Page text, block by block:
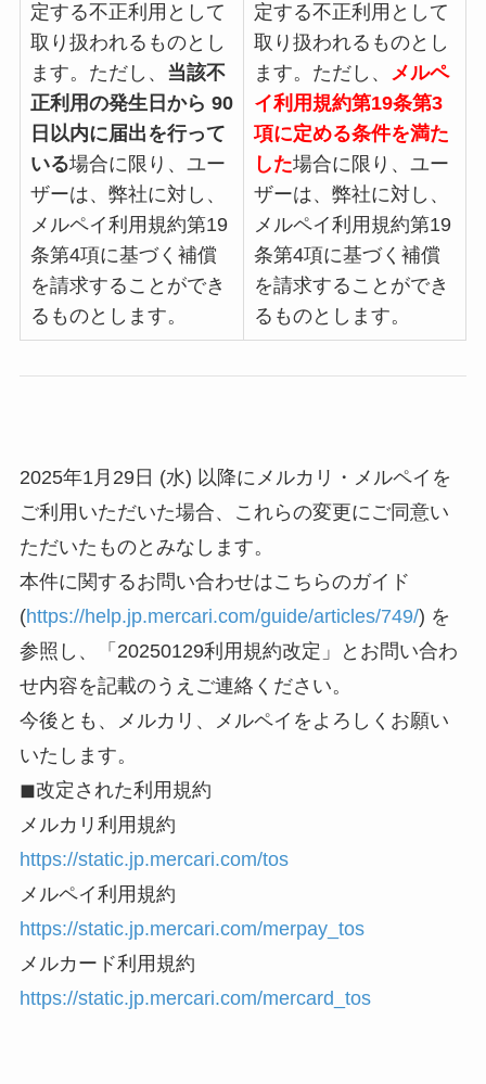
定する不正利用として
取り扱われるものとし
ます。ただし、 当該不
正利用の発生日から 90
日以内に届出を行って
いる場合に限り、ユー
ザーは、弊社に対し、
メルペイ利用規約第19
条第4項に基づく補償
を請求することができ
るものとします。
定する不正利用として
取り扱われるものとし
ます。ただし、 メルペ
イ利用規約第19条第3
項に定める条件を満た
した場合に限り、ユー
ザーは、弊社に対し、
メルペイ利用規約第19
条第4項に基づく補償
を請求することができ
るものとします。
2025年1月29日 (水) 以降にメルカリ・メルペイを
ご利用いただいた場合、これらの変更にご同意い
ただいたものとみなします。
本件に関するお問い合わせはこちらのガイド
(https://help.jp.mercari.com/guide/articles/749/) を
参照し、「 20250129利用規約改定 」とお問い合わ
せ内容を記載のうえご連絡ください。
今後とも、メルカリ、メルペイをよろしくお願い
いたします。
◼改定された利用規約
メルカリ利用規約
https://static.jp.mercari.com/tos
メルペイ利用規約
https://static.jp.mercari.com/merpay_tos
メルカード利用規約
https://static.jp.mercari.com/mercard_tos